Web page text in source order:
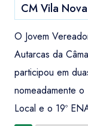
CM Vila
O Jovem
Autarcas da
participou em
nomeadamente
Local e o 19º